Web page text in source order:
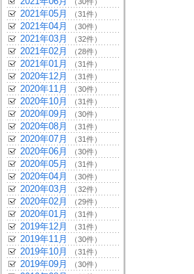
2021年05月 （31件）
2021年04月 （30件）
2021年03月 （32件）
2021年02月 （28件）
2021年01月 （31件）
2020年12月 （31件）
2020年11月 （30件）
2020年10月 （31件）
2020年09月 （30件）
2020年08月 （31件）
2020年07月 （31件）
2020年06月 （30件）
2020年05月 （31件）
2020年04月 （30件）
2020年03月 （32件）
2020年02月 （29件）
2020年01月 （31件）
2019年12月 （31件）
2019年11月 （30件）
2019年10月 （31件）
2019年09月 （30件）